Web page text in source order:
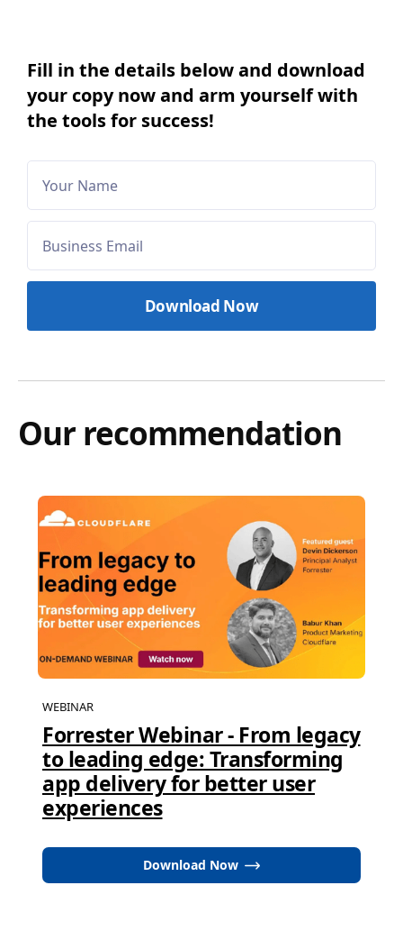
Fill in the details below and download
your copy now and arm yourself with
the tools for success!
Our recommendation
WEBINAR
Forrester Webinar - From legacy
to leading edge: Transforming
app delivery for better user
experiences
Download Now